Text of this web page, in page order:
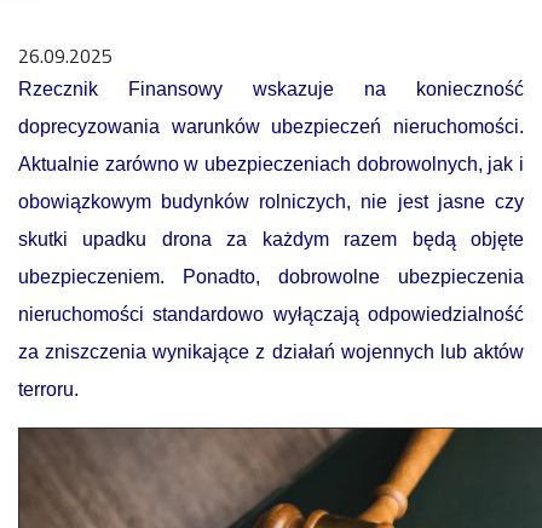
26.09.2025
Rzecznik Finansowy wskazuje na konieczność
doprecyzowania warunków ubezpieczeń nieruchomości.
Aktualnie zarówno w ubezpieczeniach dobrowolnych, jak i
obowiązkowym budynków rolniczych, nie jest jasne czy
skutki upadku drona za każdym razem będą objęte
ubezpieczeniem. Ponadto, dobrowolne ubezpieczenia
nieruchomości standardowo wyłączają odpowiedzialność
za zniszczenia wynikające z działań wojennych lub aktów
terroru.